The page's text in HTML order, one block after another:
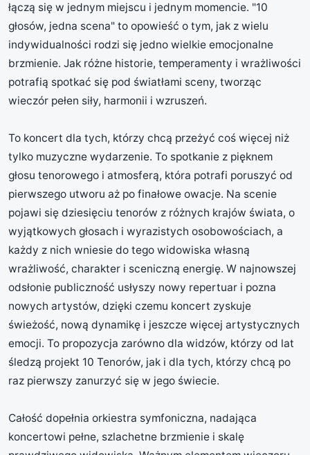
łączą się w jednym miejscu i jednym momencie. "10
głosów, jedna scena" to opowieść o tym, jak z wielu
indywidualności rodzi się jedno wielkie emocjonalne
brzmienie. Jak różne historie, temperamenty i wrażliwości
potrafią spotkać się pod światłami sceny, tworząc
wieczór pełen siły, harmonii i wzruszeń.
To koncert dla tych, którzy chcą przeżyć coś więcej niż
tylko muzyczne wydarzenie. To spotkanie z pięknem
głosu tenorowego i atmosferą, która potrafi poruszyć od
pierwszego utworu aż po finałowe owacje. Na scenie
pojawi się dziesięciu tenorów z różnych krajów świata, o
wyjątkowych głosach i wyrazistych osobowościach, a
każdy z nich wniesie do tego widowiska własną
wrażliwość, charakter i sceniczną energię. W najnowszej
odsłonie publiczność usłyszy nowy repertuar i pozna
nowych artystów, dzięki czemu koncert zyskuje
świeżość, nową dynamikę i jeszcze więcej artystycznych
emocji. To propozycja zarówno dla widzów, którzy od lat
śledzą projekt 10 Tenorów, jak i dla tych, którzy chcą po
raz pierwszy zanurzyć się w jego świecie.
Całość dopełnia orkiestra symfoniczna, nadająca
koncertowi pełne, szlachetne brzmienie i skalę